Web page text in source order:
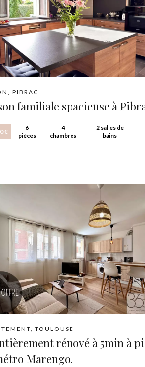
PIBRAC
familiale spacieuse à
€
6
pièces
4
chambres
2 salles de
bains
TOULOUSE
rénové à 5min à
Marengo.